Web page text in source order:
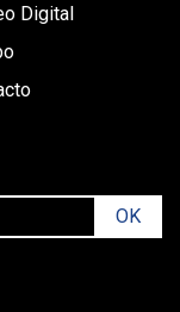
Digital
OK